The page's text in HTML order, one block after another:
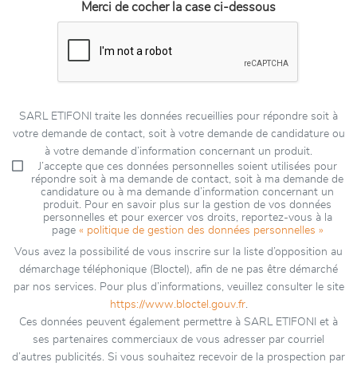
Merci de cocher la case ci-dessous
SARL ETIFONI traite les données recueillies pour répondre soit à
votre demande de contact, soit à votre demande de candidature ou
à votre demande d’information concernant un produit.
J’accepte que ces données personnelles soient utilisées pour
répondre soit à ma demande de contact, soit à ma demande de
candidature ou à ma demande d’information concernant un
produit. Pour en savoir plus sur la gestion de vos données
personnelles et pour exercer vos droits, reportez-vous à la
page « politique de gestion des données personnelles »
Vous avez la possibilité de vous inscrire sur la liste d’opposition au
démarchage téléphonique (Bloctel), afin de ne pas être démarché
par nos services. Pour plus d’informations, veuillez consulter le site
https://www.bloctel.gouv.fr.
Ces données peuvent également permettre à SARL ETIFONI et à
ses partenaires commerciaux de vous adresser par courriel
d’autres publicités. Si vous souhaitez recevoir de la prospection par